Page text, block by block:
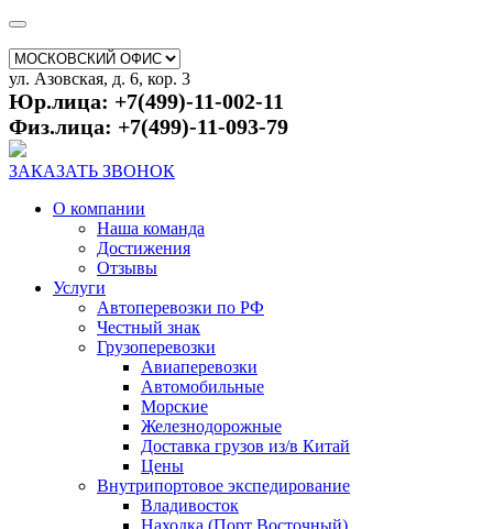
ул. Азовская, д. 6, кор. 3
Юр.лица: +7(499)-11-002-11
Физ.лица: +7(499)-11-093-79
ЗАКАЗАТЬ ЗВОНОК
О компании
Наша команда
Достижения
Отзывы
Услуги
Автоперевозки по РФ
Честный знак
Грузоперевозки
Авиаперевозки
Автомобильные
Морские
Железнодорожные
Доставка грузов из/в Китай
Цены
Внутрипортовое экспедирование
Владивосток
Находка (Порт Восточный)